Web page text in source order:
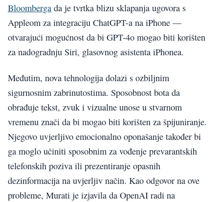
Bloomberga da je tvrtka blizu sklapanja ugovora s
Appleom za integraciju ChatGPT-a na iPhone —
otvarajući mogućnost da bi GPT-4o mogao biti korišten
za nadogradnju Siri, glasovnog asistenta iPhonea.
Međutim, nova tehnologija dolazi s ozbiljnim
sigurnosnim zabrinutostima. Sposobnost bota da
obrađuje tekst, zvuk i vizualne unose u stvarnom
vremenu znači da bi mogao biti korišten za špijuniranje.
Njegovo uvjerljivo emocionalno oponašanje također bi
ga moglo učiniti sposobnim za vođenje prevarantskih
telefonskih poziva ili prezentiranje opasnih
dezinformacija na uvjerljiv način. Kao odgovor na ove
probleme, Murati je izjavila da OpenAI radi na